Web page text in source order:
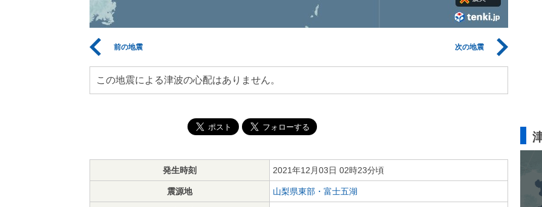
前の地震 次の地震
この地震による津波の心配はありません。
発生時刻 2021年12月03日 02時23分頃
震源地 山梨県東部・富士五湖